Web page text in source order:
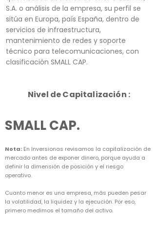
S.A. o análisis de la empresa, su perfil se
sitúa en Europa, país España, dentro de
servicios de infraestructura,
mantenimiento de redes y soporte
técnico para telecomunicaciones, con
clasificación SMALL CAP.
Nivel de Capitalización :
SMALL CAP.
Nota: En Inversionas revisamos la capitalización de
mercado antes de exponer dinero, porque ayuda a
definir la dimensión de posición y el riesgo
operativo.
Cuanto menor es una empresa, más pueden pesar
la volatilidad, la liquidez y la ejecución. Por eso,
primero medimos el tamaño del activo.